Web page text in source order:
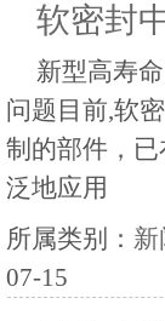
软密封
新型高寿
问题目前,软
制的部件，
泛地应用
所属类别：
07-15